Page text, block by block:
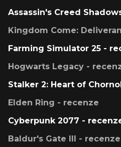
Assassin's Creed
Kingdom Come:
Farming Simulator 25 -
Hogwarts Legacy -
Stalker 2: Heart of
Elden Ring - recenze
Cyberpunk 2077 -
Baldur's Gate III - recenze